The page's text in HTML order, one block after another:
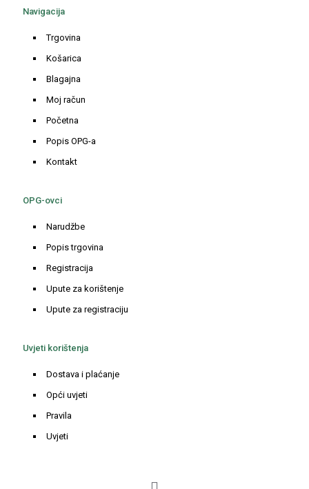
Navigacija
Trgovina
Košarica
Blagajna
Moj račun
Početna
Popis OPG-a
Kontakt
OPG-ovci
Narudžbe
Popis trgovina
Registracija
Upute za korištenje
Upute za registraciju
Uvjeti korištenja
Dostava i plaćanje
Opći uvjeti
Pravila
Uvjeti